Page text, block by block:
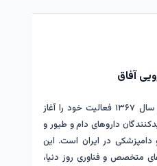
آفاق
از سال ۱۳۶۷ فعالیت خود را آغاز
داروهای دام و طیور و
در ایران است. این
متخصص و فناوری روز دنیا،